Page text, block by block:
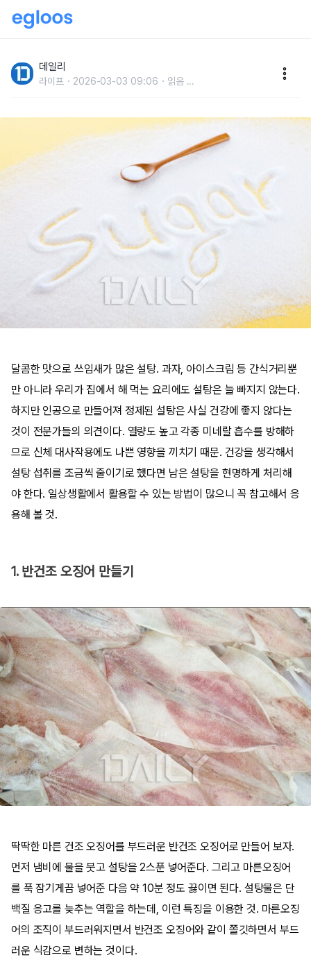
데일리
라이프 2026-03-03 09:06 읽음 ...
달콤한 맛으로 쓰임새가 많은 설탕. 과자, 아이스크림 등 간식거리뿐
만 아니라 우리가 집에서 해 먹는 요리에도 설탕은 늘 빠지지 않는다.
하지만 인공으로 만들어져 정제된 설탕은 사실 건강에 좋지 않다는
것이 전문가들의 의견이다. 열량도 높고 각종 미네랄 흡수를 방해하
므로 신체 대사작용에도 나쁜 영향을 끼치기 때문. 건강을 생각해서
설탕 섭취를 조금씩 줄이기로 했다면 남은 설탕을 현명하게 처리해
야 한다. 일상생활에서 활용할 수 있는 방법이 많으니 꼭 참고해서 응
용해 볼 것.
1. 반건조 오징어 만들기
딱딱한 마른 건조 오징어를 부드러운 반건조 오징어로 만들어 보자.
먼저 냄비에 물을 붓고 설탕을 2스푼 넣어준다. 그리고 마른오징어
를 푹 잠기게끔 넣어준 다음 약 10분 정도 끓이면 된다. 설탕물은 단
백질 응고를 늦추는 역할을 하는데, 이런 특징을 이용한 것. 마른오징
어의 조직이 부드러워지면서 반건조 오징어와 같이 쫄깃하면서 부드
러운 식감으로 변하는 것이다.